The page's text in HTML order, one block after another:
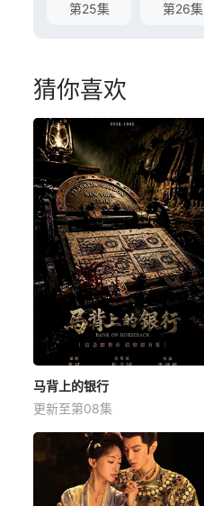
第25集 第26集
猜你喜欢
马背上的银行
更新至第08集